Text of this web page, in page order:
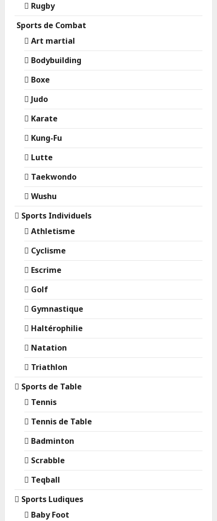
Rugby
Sports de Combat
Art martial
Bodybuilding
Boxe
Judo
Karate
Kung-Fu
Lutte
Taekwondo
Wushu
Sports Individuels
Athletisme
Cyclisme
Escrime
Golf
Gymnastique
Haltérophilie
Natation
Triathlon
Sports de Table
Tennis
Tennis de Table
Badminton
Scrabble
Teqball
Sports Ludiques
Baby Foot